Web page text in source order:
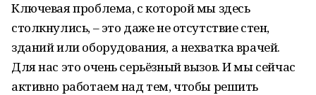
Ключевая проблема, с которой мы здесь
столкнулись, – это даже не отсутствие стен,
зданий или оборудования, а нехватка врачей.
Для нас это очень серьёзный вызов. И мы сейчас
активно работаем над тем, чтобы решить